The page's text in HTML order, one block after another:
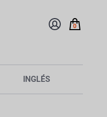
0
INGLÉS